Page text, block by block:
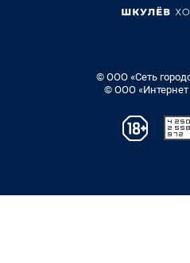
© ООО «Сеть
© ООО «Интернет